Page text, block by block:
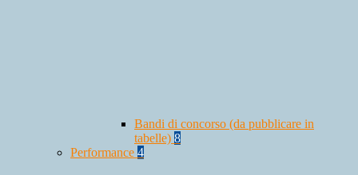
Bandi di concorso (da pubblicare in
tabelle) 8
Performance 4